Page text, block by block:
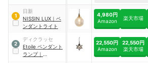
1
日新
NISSIN LUX ｜ ペ
ンダントライト
4,980円
Amazon
楽天市場
2
ディクラッセ
Etoile ペンダント
ランプ｜
22,550円
Amazon
22,550円
楽天市場